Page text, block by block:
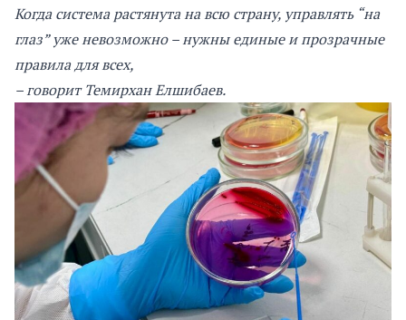
Когда система растянута на всю страну, управлять “на
глаз” уже невозможно – нужны единые и прозрачные
правила для всех,
–говорит Темирхан Елшибаев.